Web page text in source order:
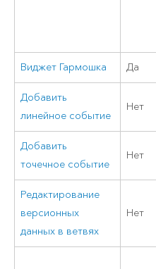
Виджет Гармошка Да
Добавить
линейное событие
Нет
Добавить
точечное событие
Нет
Редактирование
версионных
данных в ветвях
Нет